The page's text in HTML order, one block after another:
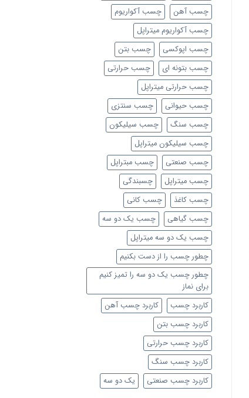
چسب آهن
چسب آکواریوم
چسب آکواریوم میتراپل
چسب اپوکسی
چسب بتن
چسب بتونه ای
چسب حرارتی
چسب حرارتی میتراپل
چسب حیوانی
چسب سنتزی
چسب سنگ
چسب سیلیکون
چسب سیلیکون میتراپل
چسب صنعتی
چسب مبتراپل
چسب میتراپل
چسبندگی
چسب کاغذ
چسب کانی
چسب گیاهی
چسب یک دو سه
چسب یک دو سه میتراپل
چطور چسب را از دست بکنیم
چطور چسب یک دو سه را تمیز کنیم
برای نماز
کاربرد چسب
کاربرد چسب آهن
کاربرد چسب بتن
کاربرد چسب حرارتی
کاربرد چسب سنگ
کاربرد چسب صنعتی
یک دو سه